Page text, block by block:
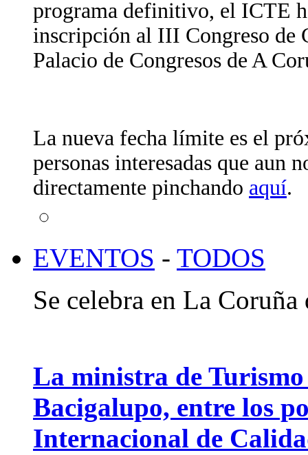
programa definitivo, el ICTE
inscripción al III Congreso de
Palacio de Congresos de A
La nueva fecha límite es el
personas interesadas que aun
directamente pinchando aquí.
EVENTOS - TODOS
Se celebra en La
La ministra de
Bacigalupo, entre los
Internacional de